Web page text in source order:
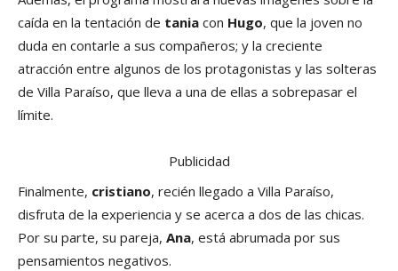
caída en la tentación de tania con Hugo, que la joven no
duda en contarle a sus compañeros; y la creciente
atracción entre algunos de los protagonistas y las solteras
de Villa Paraíso, que lleva a una de ellas a sobrepasar el
límite.
Publicidad
Finalmente, cristiano, recién llegado a Villa Paraíso,
disfruta de la experiencia y se acerca a dos de las chicas.
Por su parte, su pareja, Ana, está abrumada por sus
pensamientos negativos.